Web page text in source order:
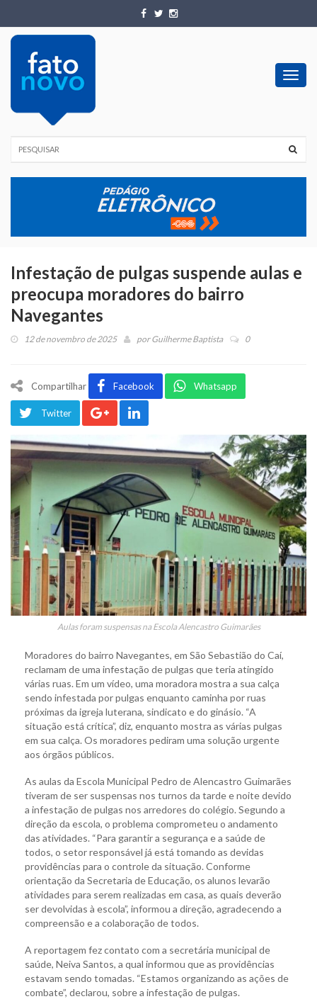
Infestação de pulgas suspende aulas e
preocupa moradores do bairro
Navegantes
12 de novembro de 2025 porGuilherme Baptista 0
Compartilhar Facebook Whatsapp
Twitter
Aulas foram suspensas na Escola Alencastro Guimarães
Moradores do bairro Navegantes, em São Sebastião do Caí,
reclamam de uma infestação de pulgas que teria atingido
várias ruas. Em um vídeo, uma moradora mostra a sua calça
sendo infestada por pulgas enquanto caminha por ruas
próximas da igreja luterana, sindicato e do ginásio. “A
situação está crítica”, diz, enquanto mostra as várias pulgas
em sua calça. Os moradores pediram uma solução urgente
aos órgãos públicos.
As aulas da Escola Municipal Pedro de Alencastro Guimarães
tiveram de ser suspensas nos turnos da tarde e noite devido
a infestação de pulgas nos arredores do colégio. Segundo a
direção da escola, o problema comprometeu o andamento
das atividades. “Para garantir a segurança e a saúde de
todos, o setor responsável já está tomando as devidas
providências para o controle da situação. Conforme
orientação da Secretaria de Educação, os alunos levarão
atividades para serem realizadas em casa, as quais deverão
ser devolvidas à escola”, informou a direção, agradecendo a
compreensão e a colaboração de todos.
A reportagem fez contato com a secretária municipal de
saúde, Neiva Santos, a qual informou que as providências
estavam sendo tomadas. “Estamos organizando as ações de
combate”, declarou, sobre a infestação de pulgas.